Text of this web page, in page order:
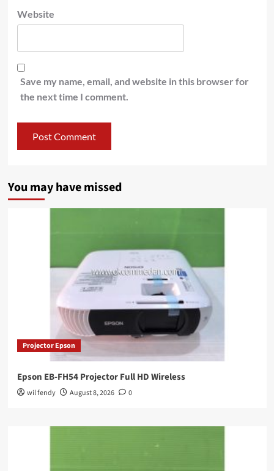
Website
Save my name, email, and website in this browser for
the next time I comment.
You may have missed
Projector Epson
Epson EB-FH54 Projector Full HD Wireless
wil fendy August 8, 2026 0